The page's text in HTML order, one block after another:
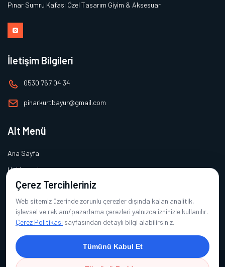
Pınar Sumru Kafası Özel Tasarım Giyim & Aksesuar
İletişim Bilgileri
0530 767 04 34
pinarkurtbayur@gmail.com
Alt Menü
Ana Sayfa
Hakkımızda
Ürünlerimiz
Referanslarımız
İletişim
Çerez Tercihleriniz
Web sitemiz üzerinde zorunlu çerezler dışında kalan analitik,
işlevsel ve reklam/pazarlama çerezleri yalnızca izninizle kullanılır.
Çerez Politikası sayfasından detaylı bilgi alabilirsiniz.
Tümünü Kabul Et